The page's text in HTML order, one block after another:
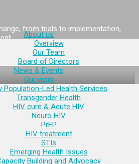
About us
Overview
Our Team
Board of Directors
News & Events
Our work
Population-Led Health Services
Transgender Health
HIV cure & Acute HIV
Neuro HIV
PrEP
HIV treatment
STIs
Emerging Health Issues
Building and Advocacy
from trials to implementation,
กาชาดออสเตรเลียปลดล็
างเพศบริจาคพลาสมาได้
เดือน